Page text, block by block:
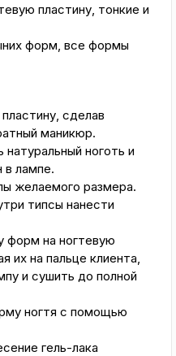
пластину, тонкие и
форм, все формы
сделав
маникюр.
ноготь и
в лампе.
желаемого размера.
типсы нанести
форм на ногтевую
их на пальце клиента,
и сушить до полной
ногтя с помощью
гель-лака